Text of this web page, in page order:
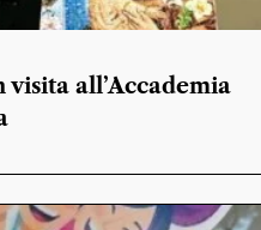
visita all’Accademia